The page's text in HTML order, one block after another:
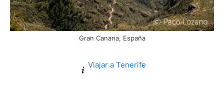
Gran Canaria, España
Viajar a Tenerife